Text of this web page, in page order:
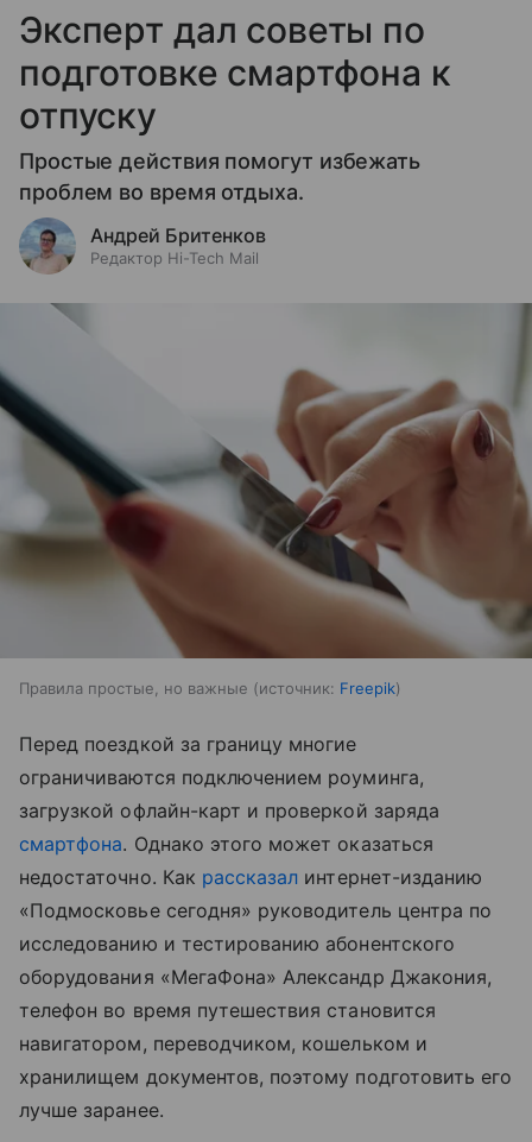
Эксперт дал советы по
подготовке смартфона к
отпуску
Простые действия помогут избежать
проблем во время отдыха.
Андрей Бритенков
Редактор Hi-Tech Mail
Правила простые, но важные источник: Freepik
Перед поездкой за границу многие
ограничиваются подключением роуминга,
загрузкой офлайн-карт и проверкой заряда
смартфона. Однако этого может оказаться
недостаточно. Как рассказал интернет-изданию
«Подмосковье сегодня» руководитель центра по
исследованию и тестированию абонентского
оборудования «МегаФона» Александр Джакония,
телефон во время путешествия становится
навигатором, переводчиком, кошельком и
хранилищем документов, поэтому подготовить его
лучше заранее.